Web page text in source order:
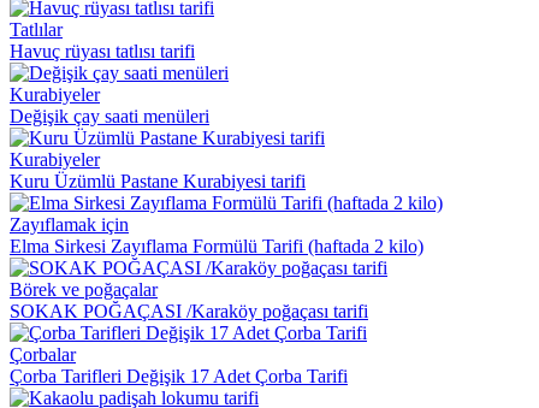
Tatlılar
Havuç rüyası tatlısı tarifi
Kurabiyeler
Değişik çay saati menüleri
Kurabiyeler
Kuru Üzümlü Pastane Kurabiyesi tarifi
Zayıflamak için
Elma Sirkesi Zayıflama Formülü Tarifi (haftada 2 kilo)
Börek ve poğaçalar
SOKAK POĞAÇASI /Karaköy poğaçası tarifi
Çorbalar
Çorba Tarifleri Değişik 17 Adet Çorba Tarifi